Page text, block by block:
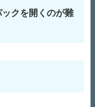
クを開くのが難